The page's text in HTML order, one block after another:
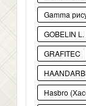
Gamma
GOBELIN
GRAFITEC
Hasbro